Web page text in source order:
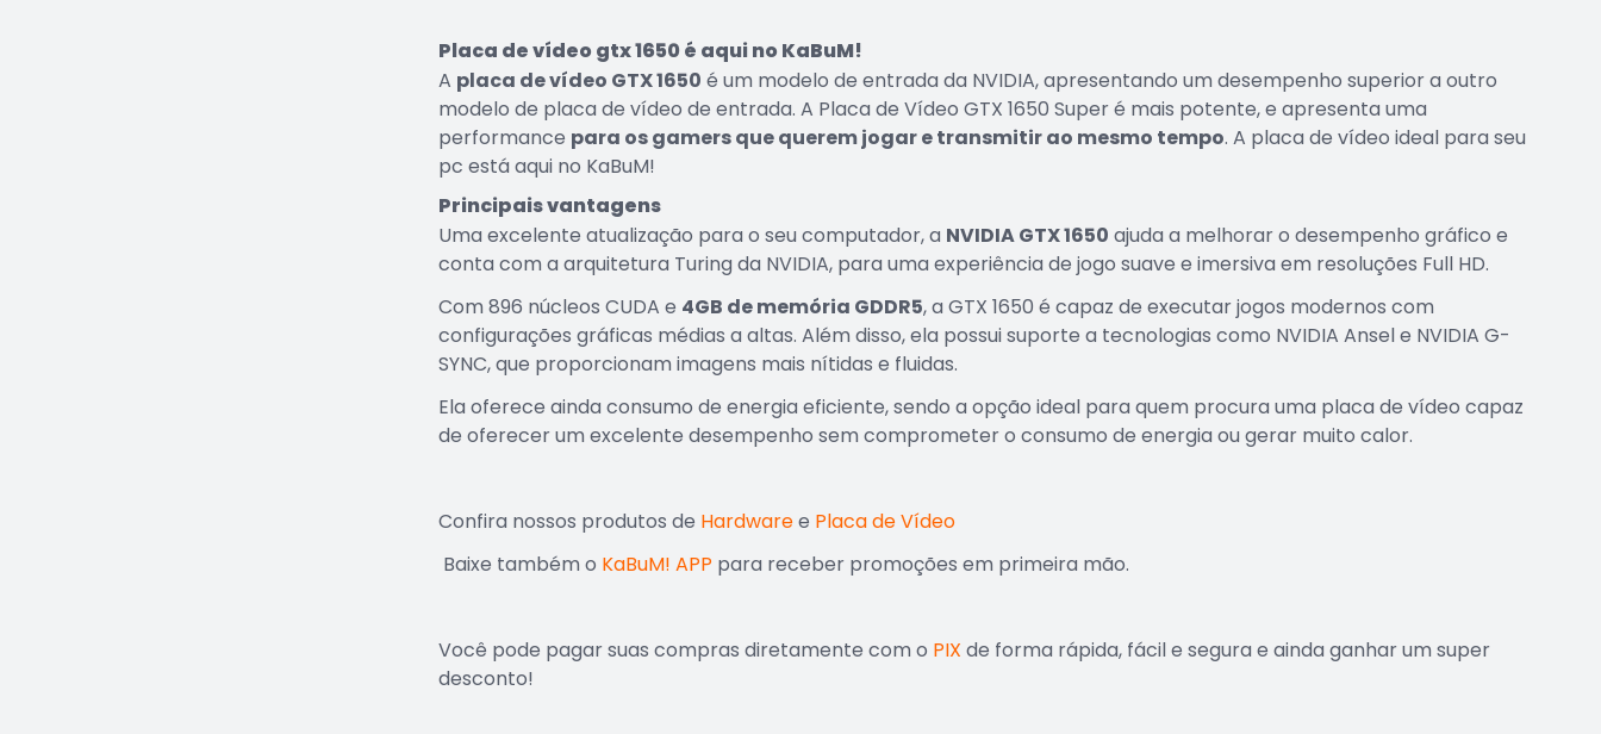
Placa de vídeo gtx 1650 é aqui no KaBuM!
A placa de vídeo GTX 1650 é um modelo de entrada da NVIDIA, apresentando um desempenho superior a outro
modelo de placa de vídeo de entrada. A Placa de Vídeo GTX 1650 Super é mais potente, e apresenta uma
performance para os gamers que querem jogar e transmitir ao mesmo tempo. A placa de vídeo ideal para seu
pc está aqui no KaBuM!
Principais vantagens
Uma excelente atualização para o seu computador, a NVIDIA GTX 1650 ajuda a melhorar o desempenho gráfico e
conta com a arquitetura Turing da NVIDIA, para uma experiência de jogo suave e imersiva em resoluções Full HD.
Com 896 núcleos CUDA e 4GB de memória GDDR5, a GTX 1650 é capaz de executar jogos modernos com
configurações gráficas médias a altas. Além disso, ela possui suporte a tecnologias como NVIDIA Ansel e NVIDIA G-
SYNC, que proporcionam imagens mais nítidas e fluidas.
Ela oferece ainda consumo de energia eficiente, sendo a opção ideal para quem procura uma placa de vídeo capaz
de oferecer um excelente desempenho sem comprometer o consumo de energia ou gerar muito calor.
Confira nossos produtos de Hardwaree Placa de Vídeo
Baixe também o KaBuM! APP para receber promoções em primeira mão.
Você pode pagar suas compras diretamente com o PIX de forma rápida, fácil e segura e ainda ganhar um super
desconto!